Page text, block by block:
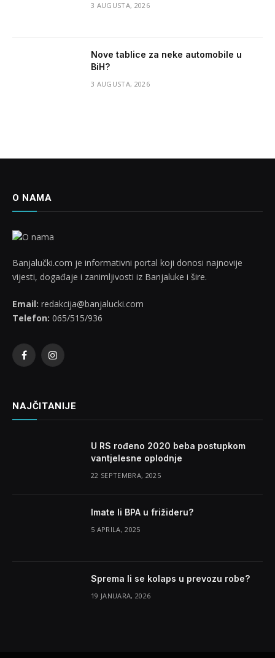
3 AUGUSTA, 2026
Nove tablice za neke automobile u
BiH?
3 AUGUSTA, 2026
O NAMA
Banjalučki.com je informativni portal koji donosi najnovije
vijesti, događaje i zanimljivosti iz Banjaluke i šire.
Email: redakcija@banjalucki.com
Telefon: 065/515/936
FacebookInstagram
NAJČITANIJE
U RS rođeno 2020 beba postupkom
vantjelesne oplodnje
22 SEPTEMBRA, 2025
Imate li BPA u frižideru?
5 APRILA, 2025
Sprema li se kolaps u prevozu robe?
19 JANUARA, 2026